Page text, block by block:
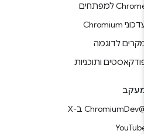
Chrome למפתחים
עדכוני Chromium
מקרים לדוגמה
פודקאסטים ותוכניות
מעקב
YouTube